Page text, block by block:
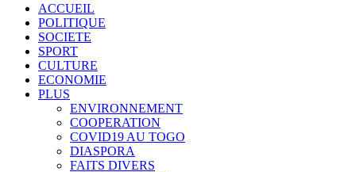
ACCUEIL
POLITIQUE
SOCIETE
SPORT
CULTURE
ECONOMIE
PLUS
ENVIRONNEMENT
COOPERATION
COVID19 AU TOGO
DIASPORA
FAITS DIVERS